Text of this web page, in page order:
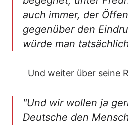
auch immer, der
gegenüber den
würde man
Und weiter über seine
"Und wir wollen ja
Deutsche den